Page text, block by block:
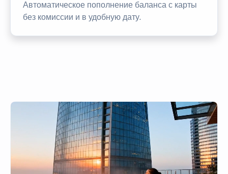
Автоматическое пополнение баланса с карты
без комиссии и в удобную дату.